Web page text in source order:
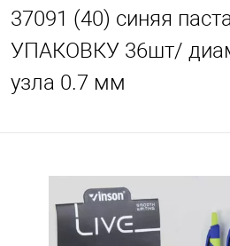
37091 (40) синяя
УПАКОВКУ 36шт/
узла 0.7 мм